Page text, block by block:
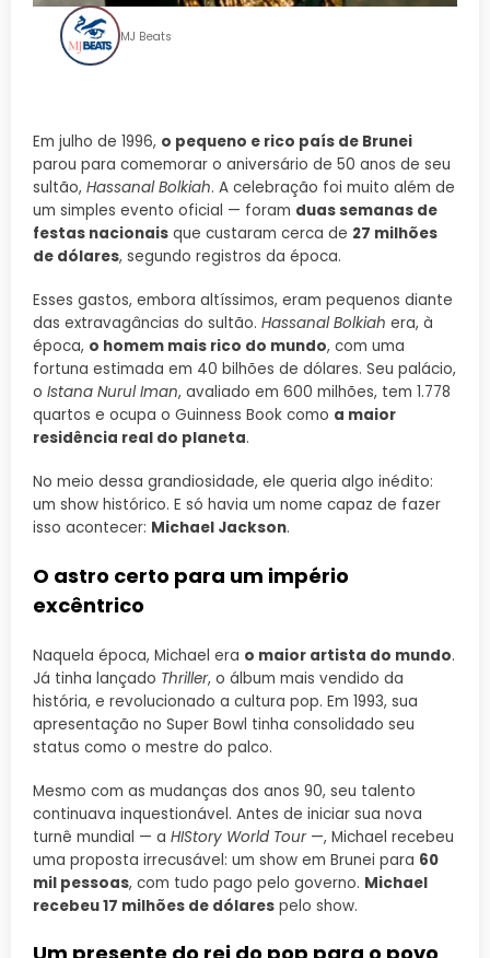
MJ Beats
Em julho de 1996, o pequeno e rico país de Brunei
parou para comemorar o aniversário de 50 anos de seu
sultão, Hassanal Bolkiah. A celebração foi muito além de
um simples evento oficial — foram duas semanas de
festas nacionais que custaram cerca de 27 milhões
de dólares, segundo registros da época.
Esses gastos, embora altíssimos, eram pequenos diante
das extravagâncias do sultão. Hassanal Bolkiah era, à
época, o homem mais rico do mundo, com uma
fortuna estimada em 40 bilhões de dólares. Seu palácio,
o Istana Nurul Iman, avaliado em 600 milhões, tem 1.778
quartos e ocupa o Guinness Book como a maior
residência real do planeta.
No meio dessa grandiosidade, ele queria algo inédito:
um show histórico. E só havia um nome capaz de fazer
isso acontecer: Michael Jackson.
O astro certo para um império
excêntrico
Naquela época, Michael era o maior artista do mundo.
Já tinha lançado Thriller, o álbum mais vendido da
história, e revolucionado a cultura pop. Em 1993, sua
apresentação no Super Bowl tinha consolidado seu
status como o mestre do palco.
Mesmo com as mudanças dos anos 90, seu talento
continuava inquestionável. Antes de iniciar sua nova
turnê mundial — a HIStory World Tour—, Michael recebeu
uma proposta irrecusável: um show em Brunei para 60
mil pessoas, com tudo pago pelo governo. Michael
recebeu 17 milhões de dólares pelo show.